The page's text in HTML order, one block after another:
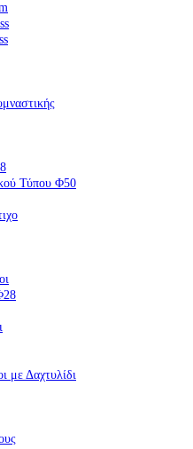
Τύπου Φ50
με Δαχτυλίδι